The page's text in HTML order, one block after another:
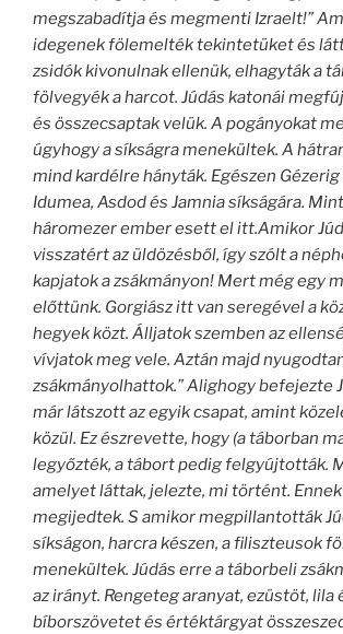
megszabadítja és megmenti Izraelt!”
idegenek fölemelték tekintetüket és
zsidók kivonulnak ellenük, elhagyták a
fölvegyék a harcot. Júdás katonái
és összecsaptak velük. A pogányokat
úgyhogy a síkságra menekültek. A
mind kardélre hányták. Egészen
Idumea, Asdod és Jamnia síkságára.
háromezer ember esett el itt.Amikor
visszatért az üldözésből, így szólt a
kapjatok a zsákmányon! Mert még egy
előttünk. Gorgiász itt van seregével a
hegyek közt. Álljatok szemben az
vívjatok meg vele. Aztán majd
zsákmányolhattok.” Alighogy befejezte
már látszott az egyik csapat, amint
közül. Ez észrevette, hogy (a táborban
legyőzték, a tábort pedig felgyújtották.
amelyet láttak, jelezte, mi történt.
megijedtek. S amikor megpillantották
síkságon, harcra készen, a filiszteusok
menekültek. Júdás erre a táborbeli
az irányt. Rengeteg aranyat, ezüstöt, lila
bíborszövetet és értéktárgyat